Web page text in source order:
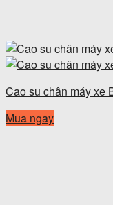
Cao su chân máy xe
Mua ngay